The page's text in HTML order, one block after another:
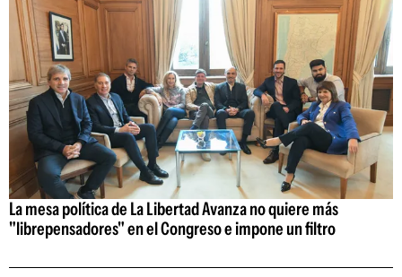
La mesa política de La Libertad Avanza no quiere más
"librepensadores" en el Congreso e impone un filtro